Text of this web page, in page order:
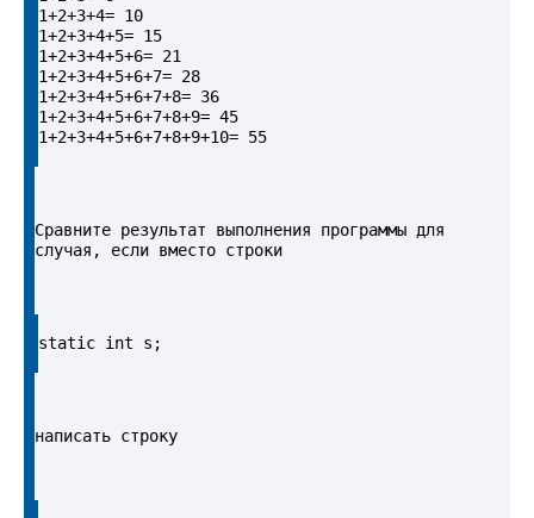
1+2+3+4= 10
1+2+3+4+5= 15
1+2+3+4+5+6= 21
1+2+3+4+5+6+7= 28
1+2+3+4+5+6+7+8= 36
1+2+3+4+5+6+7+8+9= 45
1+2+3+4+5+6+7+8+9+10= 55
Сравните результат выполнения программы для
случая, если вместо строки
static int s;
написать строку